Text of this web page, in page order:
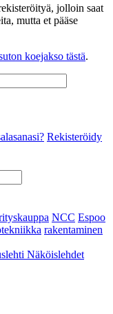
jolloin saat
mutta et pääse
koejakso tästä.
Rekisteröidy
NCC Espoo
rakentaminen
Näköislehdet